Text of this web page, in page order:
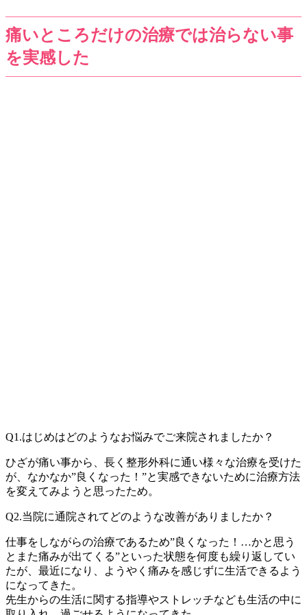
痛いところだけの治療では治らない事
を実感した
Q1.はじめはどのようなお悩みでご来院されましたか？
ひざが痛い事から、長く整形外科に通い様々な治療を受けた
が、なかなか”良くなった！”と実感できないために治療方法
を変えてみようと思ったため。
Q2.当院に通院されてどのような改善がありましたか？
仕事をしながらの治療であるため”良くなった！…かと思う
とまた痛みが出てくる”といった状態を何度も繰り返してい
たが、最近になり、ようやく痛みを感じずに生活できるよう
になってきた。
先生からの生活に関する指導やストレッチなども生活の中に